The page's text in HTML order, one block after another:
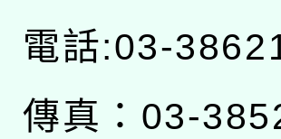
電話:03-
傳真：03-